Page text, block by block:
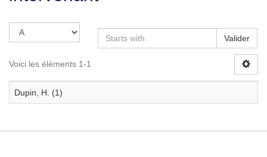
Valider
Voici les éléments 1-1
Dupin, H. (1)